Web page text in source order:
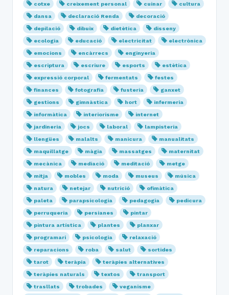
cotxe
creixement personal cuinar
cultura
dansa
declaració Renda
decoració
depilació
dibuix dietètica
disseny
ecologia
educació electricitat
electrònica
emocions
encàrrecs
enginyeria
escriptura
escriure esports
estètica
expressió corporal
fermentats
festes
finances
fotografia fusteria
ganxet
gestions
gimnàstica hort
infermeria
informàtica
interiorisme
internet
jardineria
jocs laboral
lampisteria
llengües
malalts manicura
manualitats
maquillatge
màgia massatges
maternitat
mecànica
mediació meditació
metge
mitja
mobles moda museus
música
natura
netejar nutrició
ofimàtica
paleta
parapsicologia pedagogia
pedicura
perruqueria
persianes
pintar
pintura artística
plantes
planxar
programari
psicologia
relaxació
reparacions
roba salut
sortides
tarot
teràpia
teràpies alternatives
teràpies naturals
textos
transport
trasllats
trobades veganisme